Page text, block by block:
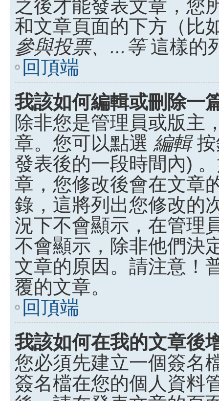
之後才能發表文章，您
和文章頁面的下方（比
參與投票、...等這樣的
回頂端
我該如何編輯或刪除一
除非您是管理員或版主
章。您可以點選 編輯按
發表後的一段時間內)
章，您修改後會在文章
錄，這將列出您修改的
況下不會顯示，在管理
不會顯示，除非他們決
文章的原因。請注意！
覆的文章。
回頂端
我該如何在我的文章後
您必須先建立一個簽名
簽名檔在您的個人資料